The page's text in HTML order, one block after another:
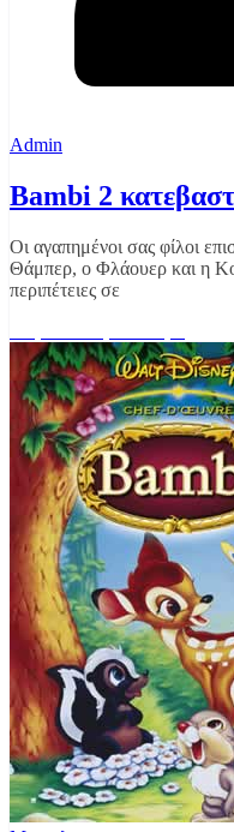
Admin
Bambi 2
Οι αγαπημένοι σας φίλοι
Θάμπερ, ο Φλάουερ και η
περιπέτειες σε